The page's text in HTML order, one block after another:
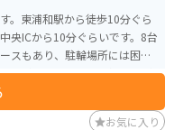
。東浦和駅から徒歩10分ぐら
央ICから10分ぐらいです。8台
スもあり、駐輪場所には困ら
とが多いようです。名物の「通
お気に入り